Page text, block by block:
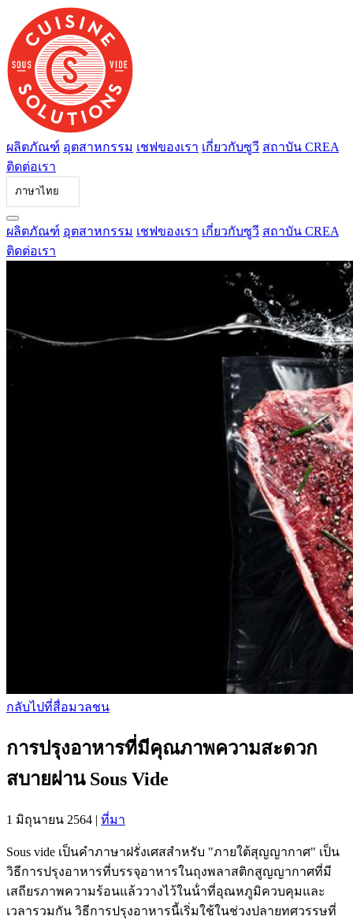
ไป
ที่
เนื้อหา
ผลิตภัณฑ์ อุตสาหกรรม เชฟของเรา เกี่ยวกับซูวี สถาบัน CREA
ติดต่อเรา
ภาษาไทย
ผลิตภัณฑ์ อุตสาหกรรม เชฟของเรา เกี่ยวกับซูวี สถาบัน CREA
ติดต่อเรา
กลับไปที่สื่อมวลชน
การปรุงอาหารที่มีคุณภาพความสะดวก
สบายผ่าน Sous Vide
1 มิถุนายน 2564 | ที่มา
Sous vide เป็นคําภาษาฝรั่งเศสสําหรับ "ภายใต้สุญญากาศ" เป็น
วิธีการปรุงอาหารที่บรรจุอาหารในถุงพลาสติกสูญญากาศที่มี
เสถียรภาพความร้อนแล้ววางไว้ในน้ําที่อุณหภูมิควบคุมและ
เวลารวมกัน วิธีการปรุงอาหารนี้เริ่มใช้ในช่วงปลายทศวรรษที่